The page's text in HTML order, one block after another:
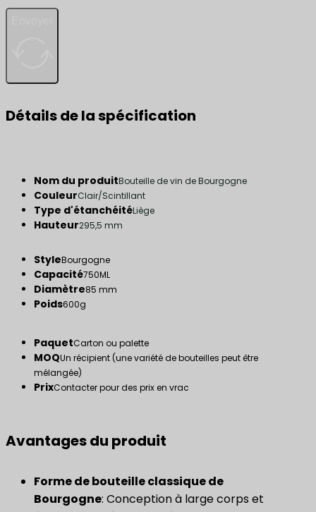
Détails de la spécification
Nom du produitBouteille de vin de Bourgogne
CouleurClair/Scintillant
Type d'étanchéitéLiège
Hauteur295,5 mm
StyleBourgogne
Capacité750ML
Diamètre85 mm
Poids600g
PaquetCarton ou palette
MOQUn récipient (une variété de bouteilles peut être
mélangée)
PrixContacter pour des prix en vrac
Avantages du produit
Forme de bouteille classique de
Bourgogne: Conception à large corps et